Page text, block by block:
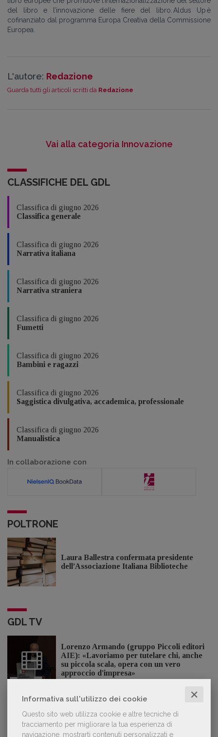
Informativa sull'utilizzo dei cookie ✕
Questo sito web utilizza cookie e altre tecniche di
tracciamento per migliorare la tua esperienza di
navigazione, mostrarti contenuti personalizzati e
del libro e l’innovazione delle fiere del libro. Aldus Up è
cofinanziato dal programma Europa Creativa della Commissione
Europea.
L'autore: Redazione
Guarda tutti gli articoli scritti da Redazione
Vai alla categoria Innovazione
CLASSIFICHE DEL GDL
Classifica di giugno 2026
Classifica generale
Classifica di giugno 2026
Narrativa italiana
Classifica di giugno 2026
Narrativa straniera
Classifica di giugno 2026
Fumetti
Classifica di giugno 2026
Bambini e ragazzi
Classifica di giugno 2026
Saggistica divulgativa, accademica, professionale
Classifica di giugno 2026
Manualistica
In collaborazione con
POLTRONE
Laura Ballestra confermata presidente
dell’Associazione Italiana Biblioteche
GDL TV
Lorenzo Armando (gruppo Piccoli editori
AIE): «Lavoriamo per tutelare chi, anche
su piccola scala, opera con un vero
approccio d'impresa»
OFFERTE DI LAVORO